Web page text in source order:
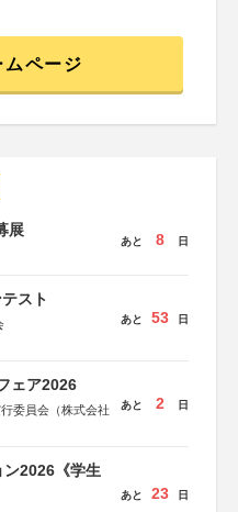
ムページ
展
あと 8 日
スト
あと 53 日
ェア2026
委員会（株式会社
あと 2 日
2026《学生
あと 23 日